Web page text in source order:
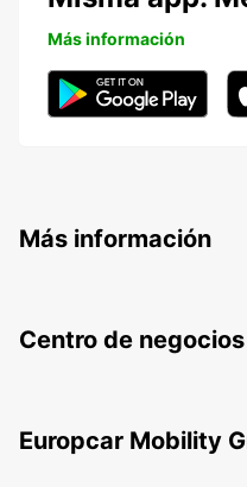
Más información
Más información
Centro de negocios
Europcar Mobility